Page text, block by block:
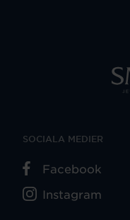
SOCIALA MEDIER
Facebook
Instagram